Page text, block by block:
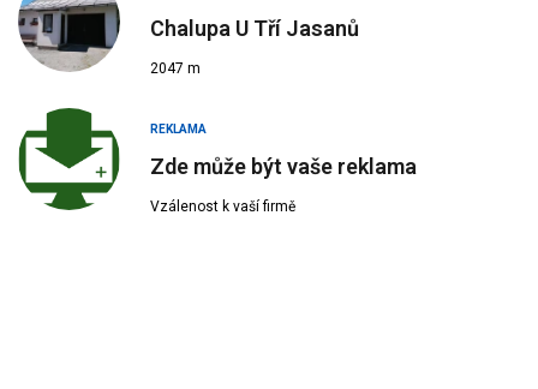
Chalupa U Tří Jasanů
2047 m
REKLAMA
Zde může být vaše reklama
Vzálenost k vaší firmě